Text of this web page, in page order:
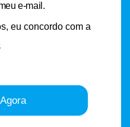
e-mail.
eu concordo com a